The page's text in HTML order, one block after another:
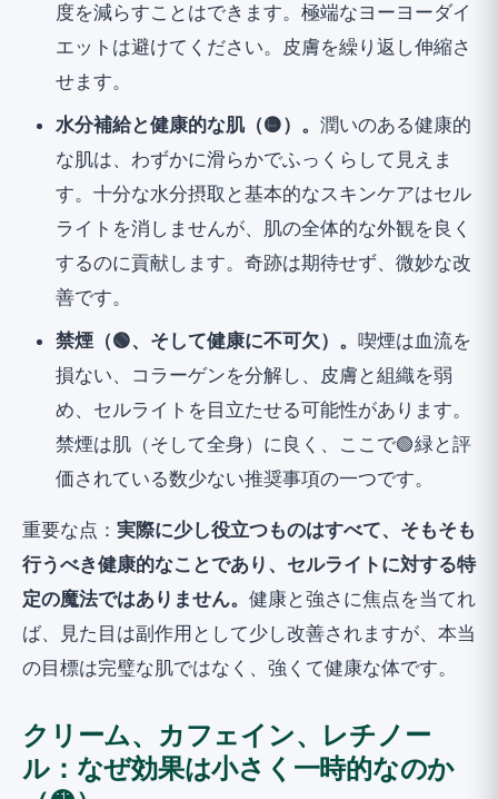
度を減らすことはできます。極端なヨーヨーダイ
エットは避けてください。皮膚を繰り返し伸縮さ
せます。
水分補給と健康的な肌（🟡）。 潤いのある健康的
な肌は、わずかに滑らかでふっくらして見えま
す。十分な水分摂取と基本的なスキンケアはセル
ライトを消しませんが、肌の全体的な外観を良く
するのに貢献します。奇跡は期待せず、微妙な改
善です。
禁煙（🟢、そして健康に不可欠）。 喫煙は血流を
損ない、コラーゲンを分解し、皮膚と組織を弱
め、セルライトを目立たせる可能性があります。
禁煙は肌（そして全身）に良く、ここで🟢緑と評
価されている数少ない推奨事項の一つです。
重要な点： 実際に少し役立つものはすべて、そもそも
行うべき健康的なことであり、セルライトに対する特
定の魔法ではありません。 健康と強さに焦点を当てれ
ば、見た目は副作用として少し改善されますが、本当
の目標は完璧な肌ではなく、強くて健康な体です。
クリーム、カフェイン、レチノー
ル：なぜ効果は小さく一時的なのか